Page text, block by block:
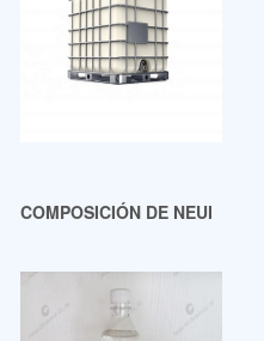
para materiales reciclados
COMPOSICIÓN DE